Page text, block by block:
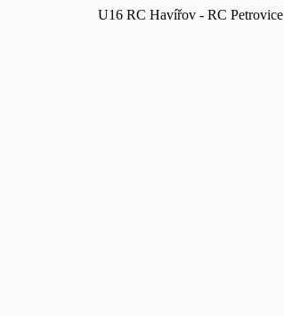
U16 RC Havířov - RC Petrovice